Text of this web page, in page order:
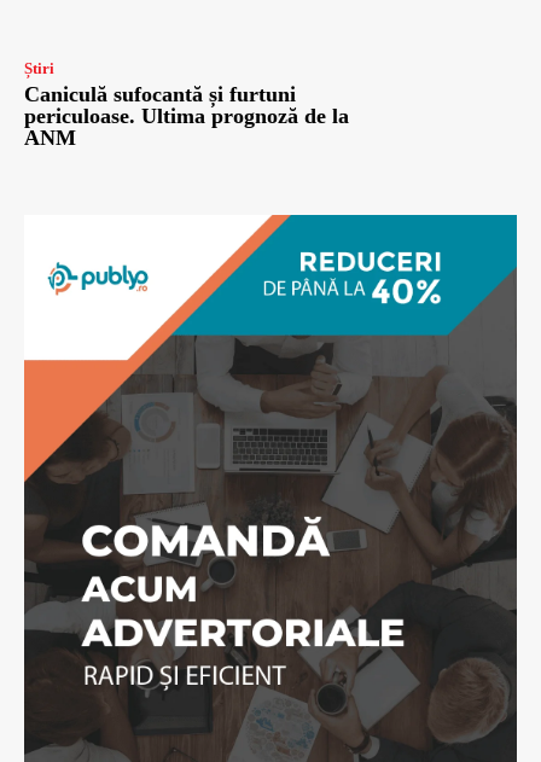
Știri
Caniculă sufocantă și furtuni
periculoase. Ultima prognoză de la
ANM